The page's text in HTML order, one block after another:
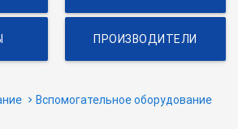
ПРОИЗВОДИТЕЛИ
Вспомогательное оборудование